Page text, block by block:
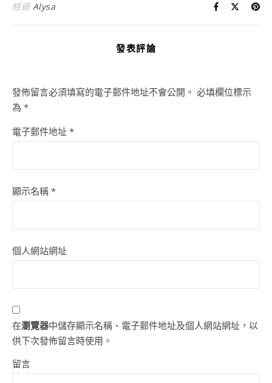
經過 Alysa
發表評論
發佈留言必須填寫的電子郵件地址不會公開。 必填欄位標示
為 *
電子郵件地址 *
顯示名稱 *
個人網站網址
在瀏覽器中儲存顯示名稱、電子郵件地址及個人網站網址，以
供下次發佈留言時使用。
留言